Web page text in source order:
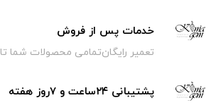
خدمات پس از فروش
تعمیر رایگان‌تمامی محصولات شما تا ۱۰۰سال آینده:)
پشتیبانی ۲۴ساعت و ۷روز هفته